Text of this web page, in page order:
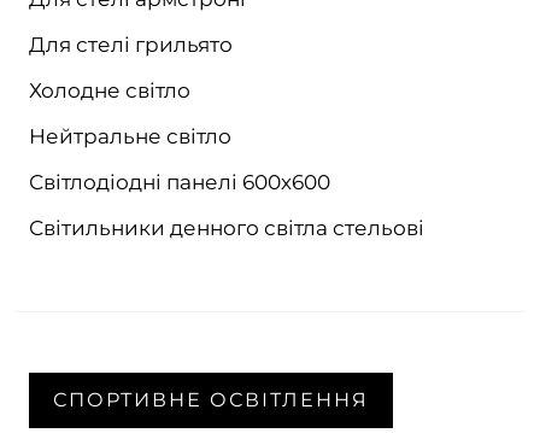
Для стелі грильято
Холодне світло
Нейтральне світло
Світлодіодні панелі 600х600
Світильники денного світла стельові
СПОРТИВНЕ ОСВІТЛЕННЯ